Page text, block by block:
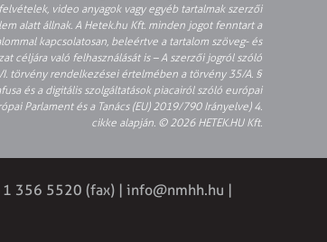
video anyagok vagy egyéb tartalmak szerzői
alatt állnak. A Hetek.hu Kft. minden jogot fenntart a
kapcsolatosan, beleértve a tartalom szöveg- és
céljára való felhasználását is – A szerzői jogról szóló
törvény rendelkezései értelmében a törvény 35/A. §
és a digitális szolgáltatások piacairól szóló európai
Parlament és a Tanács (EU) 2019/790 Irányelve) 4.
cikke alapján. © 2026 HETEK.HU Kft.
356 5520 (fax) | info@nmhh.hu |